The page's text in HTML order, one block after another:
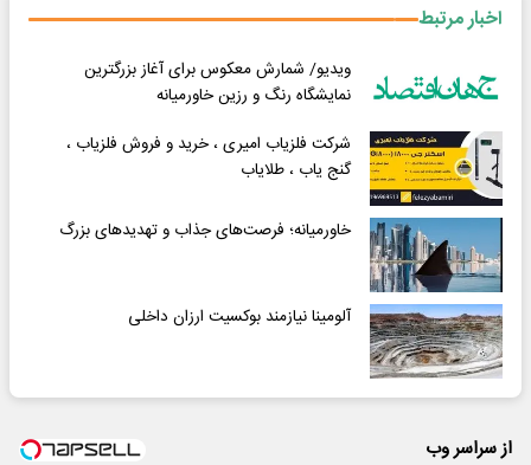
اخبار مرتبط
ویدیو/ شمارش معکوس برای آغاز بزرگترین
نمایشگاه رنگ و رزین خاورمیانه
شرکت فلزیاب امیری ، خرید و فروش فلزیاب ،
گنج یاب ، طلایاب
خاورمیانه‌؛ فرصت‌های جذاب و تهدیدهای بزرگ
آلومینا نیازمند بوکسیت ارزان داخلی
از سراسر وب